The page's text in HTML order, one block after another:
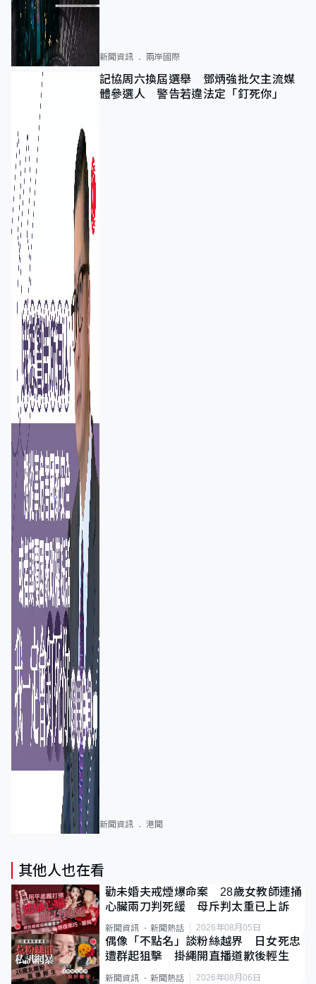
新聞資訊 兩岸國際
記協周六換屆選舉 鄧炳強批欠主流媒
體參選人 警告若違法定「釘死你」
新聞資訊 港聞
其他人也在看
勸未婚夫戒煙爆命案 28歲女教師連捅
心臟兩刀判死緩 母斥判太重已上訴
新聞資訊 新聞熱話 2026年08月05日
偶像「不點名」談粉絲越界 日女死忠
遭群起狙擊 掛繩開直播道歉後輕生
新聞資訊 新聞熱話 2026年08月06日